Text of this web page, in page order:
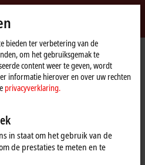
Box
EQ1xxx | Digital input
EtherCAT
for the processing of digital or
bieden ter verbetering van de
om het gebruiksgemak te
content weer te geven, wordt
informatie hierover en over uw rechten
privacyverklaring.
in staat om het gebruik van de
de prestaties te meten en te